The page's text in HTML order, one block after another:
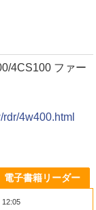
4CS100 ファー
4w400.html
電子書籍リーダー
12:05